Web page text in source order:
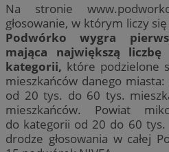
Na stronie
głosowanie, w którym liczy
Podwórko wygra
mająca największą
kategorii, które podzielone
mieszkańców danego
od 20 tys. do 60 tys.
mieszkańców. Powiat
do kategorii od 20 do 60 tys.
drodze głosowania w całej